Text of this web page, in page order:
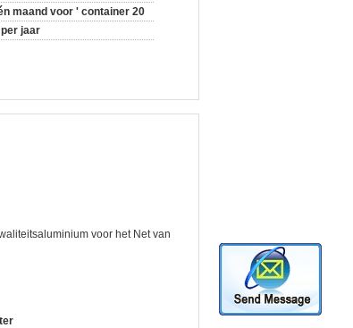
maand voor ' container 20
jaar
voor het Net van